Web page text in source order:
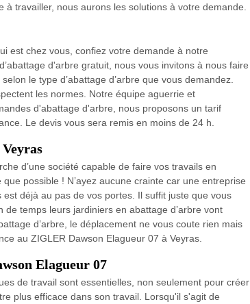
à travailler, nous aurons les solutions à votre demande.
est chez vous, confiez votre demande à notre
d'arbre gratuit, nous vous invitons à nous faire
le type d’abattage d’arbre que vous demandez.
les normes. Notre équipe aguerrie et
d'abattage d'arbre, nous proposons un tarif
Le devis vous sera remis en moins de 24 h.
d’une société capable de faire vos travails en
possible ! N’ayez aucune crainte car une entreprise
déjà au pas de vos portes. Il suffit juste que vous
temps leurs jardiniers en abattage d’arbre vont
d’arbre, le déplacement ne vous coute rien mais
au ZIGLER Dawson Elagueur 07 à Veyras.
Elagueur 07
de travail sont essentielles, non seulement pour créer
plus efficace dans son travail. Lorsqu'il s'agit de